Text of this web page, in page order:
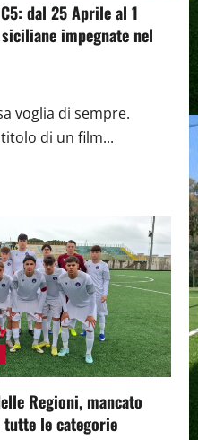
dal 25 Aprile al 1
impegnate nel
voglia di sempre.
di un film...
Regioni, mancato
tutte le categorie